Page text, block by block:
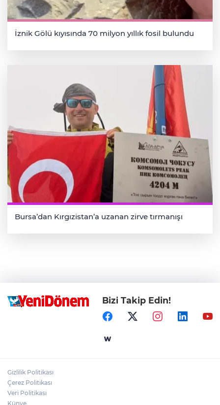
İznik Gölü kıyısında 70 milyon yıllık fosil bulundu
Bursa’dan Kırgızistan’a uzanan zirve tırmanışı
Bizi Takip Edin!
Gizlilik Politikası
Çerez Politikası
Veri Politikası
Künye